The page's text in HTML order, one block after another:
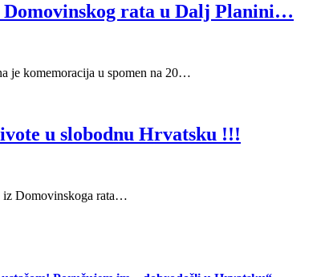
Domovinskog rata u Dalj Planini…
je komemoracija u spomen na 20…
u slobodnu Hrvatsku !!!
iz Domovinskoga rata…